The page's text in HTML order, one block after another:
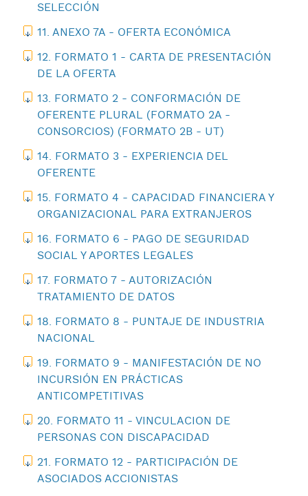
SELECCIÓN
11. ANEXO 7A - OFERTA ECONÓMICA
12. FORMATO 1 - CARTA DE PRESENTACIÓN
DE LA OFERTA
13. FORMATO 2 - CONFORMACIÓN DE
OFERENTE PLURAL (FORMATO 2A -
CONSORCIOS) (FORMATO 2B - UT)
14. FORMATO 3 - EXPERIENCIA DEL
OFERENTE
15. FORMATO 4 - CAPACIDAD FINANCIERA Y
ORGANIZACIONAL PARA EXTRANJEROS
16. FORMATO 6 - PAGO DE SEGURIDAD
SOCIAL Y APORTES LEGALES
17. FORMATO 7 - AUTORIZACIÓN
TRATAMIENTO DE DATOS
18. FORMATO 8 - PUNTAJE DE INDUSTRIA
NACIONAL
19. FORMATO 9 - MANIFESTACIÓN DE NO
INCURSIÓN EN PRÁCTICAS
ANTICOMPETITIVAS
20. FORMATO 11 - VINCULACION DE
PERSONAS CON DISCAPACIDAD
21. FORMATO 12 - PARTICIPACIÓN DE
ASOCIADOS ACCIONISTAS